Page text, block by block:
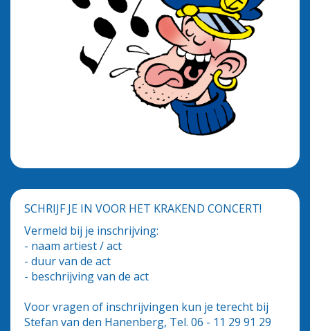
SCHRIJF JE IN VOOR HET KRAKEND CONCERT!
Vermeld bij je inschrijving:
- naam artiest / act
- duur van de act
- beschrijving van de act
Voor vragen of inschrijvingen kun je terecht bij
Stefan van den Hanenberg, Tel. 06 - 11 29 91 29